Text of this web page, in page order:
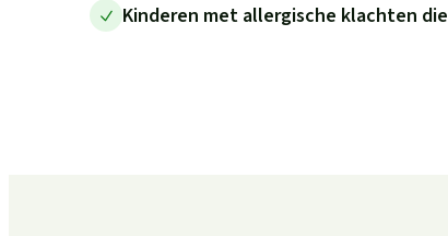
Kinderen met allergische klachten